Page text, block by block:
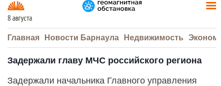
8 августа
Главная Новости Барнаула Недвижимость
Задержали главу МЧС российского региона
Задержали начальника Главного управления